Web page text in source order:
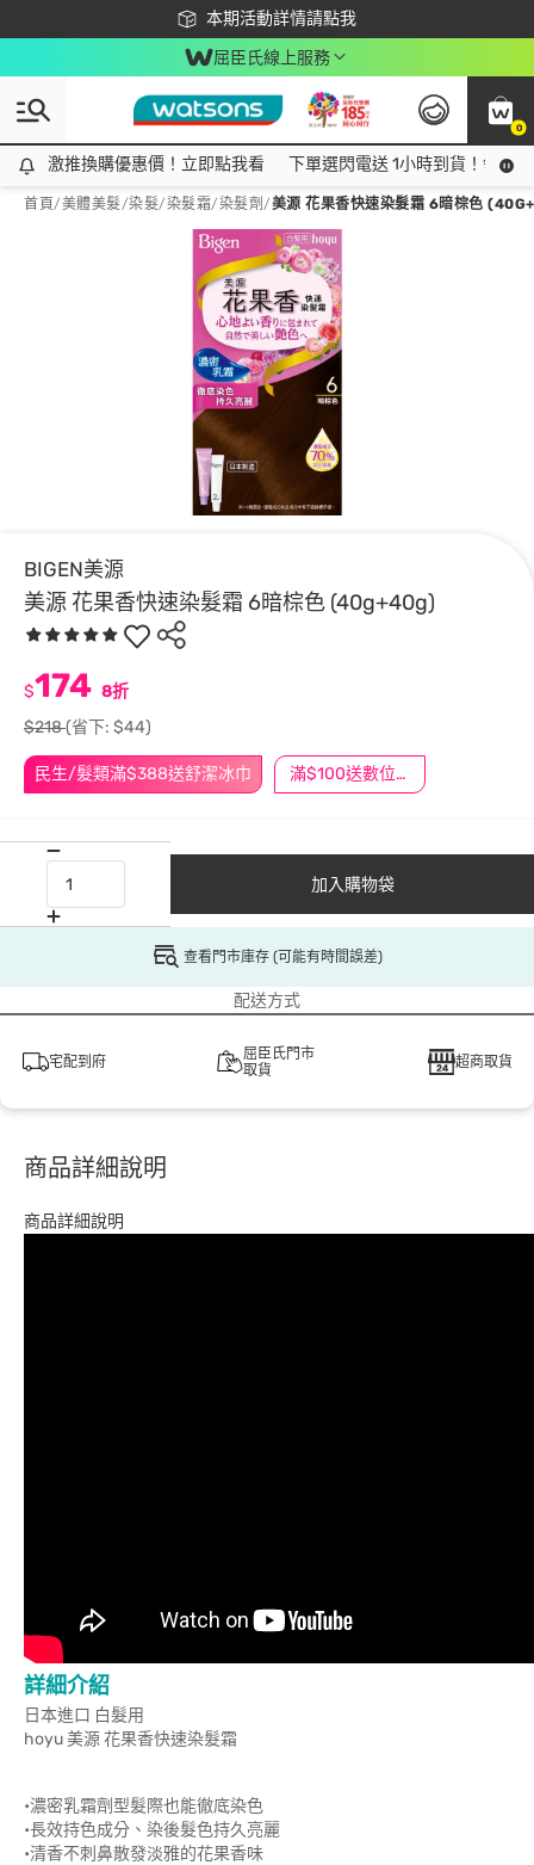
本期活動詳情請點我
下載app最高回饋$350
屈臣氏線上服務
0
激推換購優惠價！立即點我看
激推換購優惠價！立即點我看 下單選閃電送 1小時到貨！領神
首頁/美體美髮/染髮/染髮霜/染髮劑 /美源 花果香快速染髮霜 6暗棕色
BIGEN美源
美源 花果香快速染髮霜 6暗棕色 (40g+40g)
民生/髮類滿$388送舒潔冰巾 滿$100送數位印花
$174 8折
$218(省下: $44)
加入購物袋
查看門市庫存 (可能有時間誤差)
配送方式
宅配到府
屈臣氏門市
取貨
超商取貨
商品詳細說明
商品詳細說明
詳細介紹
日本進口 白髮用
hoyu 美源 花果香快速染髮霜
•濃密乳霜劑型髮際也能徹底染色
•長效持色成分、染後髮色持久亮麗
•清香不刺鼻散發淡雅的花果香味